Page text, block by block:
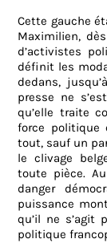
Cette gauche
Maximilien,
d’activistes
définit les
dedans,
presse ne
qu’elle traite
force politique
tout, sauf un
le clivage
toute pièce.
danger
puissance
qu’il ne s’agit
politique